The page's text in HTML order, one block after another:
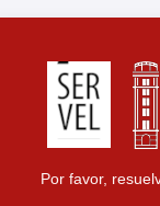
Por favor,